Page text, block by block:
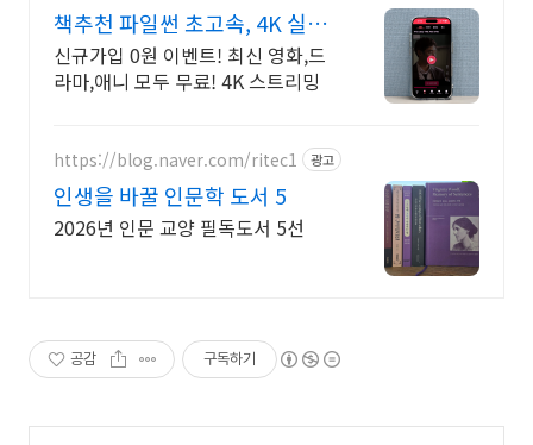
책추천 파일썬 초고속, 4K 실시
간 보기!
신규가입 0원 이벤트! 최신 영화,드
라마,애니 모두 무료! 4K 스트리밍
https://blog.naver.com/ritec1 광고
인생을 바꿀 인문학 도서 5
2026년 인문 교양 필독도서 5선
공감 구독하기